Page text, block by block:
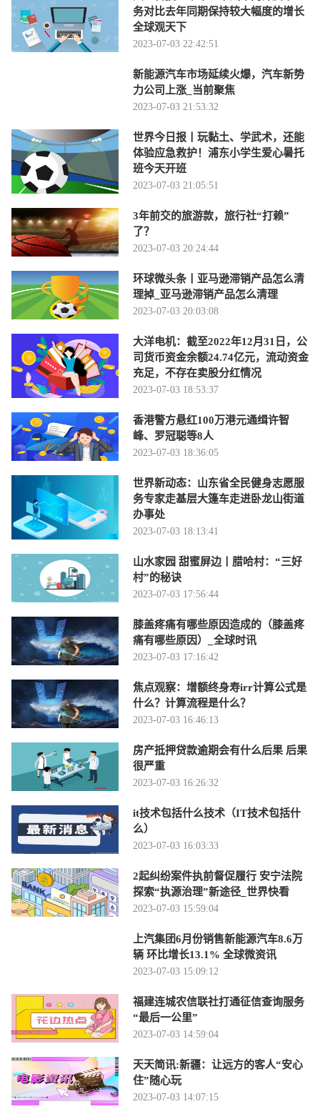
务对比去年同期保持较大幅度的增长
全球观天下
2023-07-03 22:42:51
新能源汽车市场延续火爆，汽车新势
力公司上涨_当前聚焦
2023-07-03 21:53:32
世界今日报丨玩黏土、学武术，还能
体验应急救护！浦东小学生爱心暑托
班今天开班
2023-07-03 21:05:51
3年前交的旅游款，旅行社“打赖”
了？
2023-07-03 20:24:44
环球微头条丨亚马逊滞销产品怎么清
理掉_亚马逊滞销产品怎么清理
2023-07-03 20:03:08
大洋电机：截至2022年12月31日，公
司货币资金余额24.74亿元，流动资金
充足，不存在卖股分红情况
2023-07-03 18:53:37
香港警方悬红100万港元通缉许智
峰、罗冠聪等8人
2023-07-03 18:36:05
世界新动态：山东省全民健身志愿服
务专家走基层大篷车走进卧龙山街道
办事处
2023-07-03 18:13:41
山水家园 甜蜜屏边丨腊哈村：“三好
村”的秘诀
2023-07-03 17:56:44
膝盖疼痛有哪些原因造成的（膝盖疼
痛有哪些原因）_全球时讯
2023-07-03 17:16:42
焦点观察：增额终身寿irr计算公式是
什么？计算流程是什么？
2023-07-03 16:46:13
房产抵押贷款逾期会有什么后果 后果
很严重
2023-07-03 16:26:32
it技术包括什么技术（IT技术包括什
么）
2023-07-03 16:03:33
2起纠纷案件执前督促履行 安宁法院
探索“执源治理”新途径_世界快看
2023-07-03 15:59:04
上汽集团6月份销售新能源汽车8.6万
辆 环比增长13.1% 全球微资讯
2023-07-03 15:09:12
福建连城农信联社打通征信查询服务
“最后一公里”
2023-07-03 14:59:04
天天简讯:新疆：让远方的客人“安心
住”随心玩
2023-07-03 14:07:15